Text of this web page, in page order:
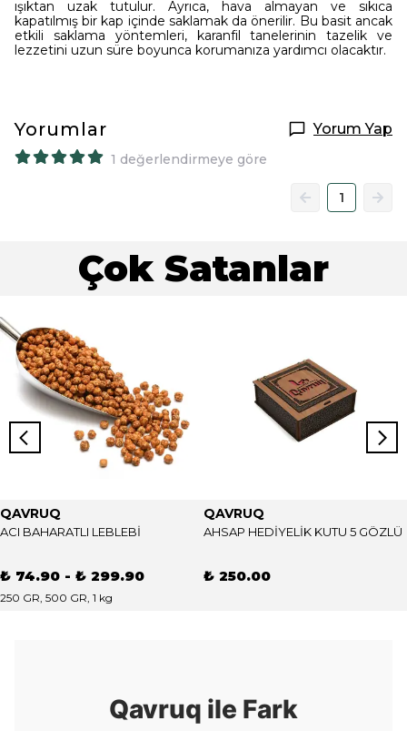
ışıktan uzak tutulur. Ayrıca, hava almayan ve sıkıca
kapatılmış bir kap içinde saklamak da önerilir. Bu basit ancak
etkili saklama yöntemleri, karanfil tanelerinin tazelik ve
lezzetini uzun süre boyunca korumanıza yardımcı olacaktır.
Yorumlar Yorum Yap
1 değerlendirmeye göre
1
Çok Satanlar
QAVRUQ
ACI BAHARATLI LEBLEBİ
₺ 74.90 - ₺ 299.90
250 GR, 500 GR, 1 kg
QAVRUQ
AHSAP HEDİYELİK KUTU 5 GÖZLÜ
₺ 250.00
Qavruq ile Fark